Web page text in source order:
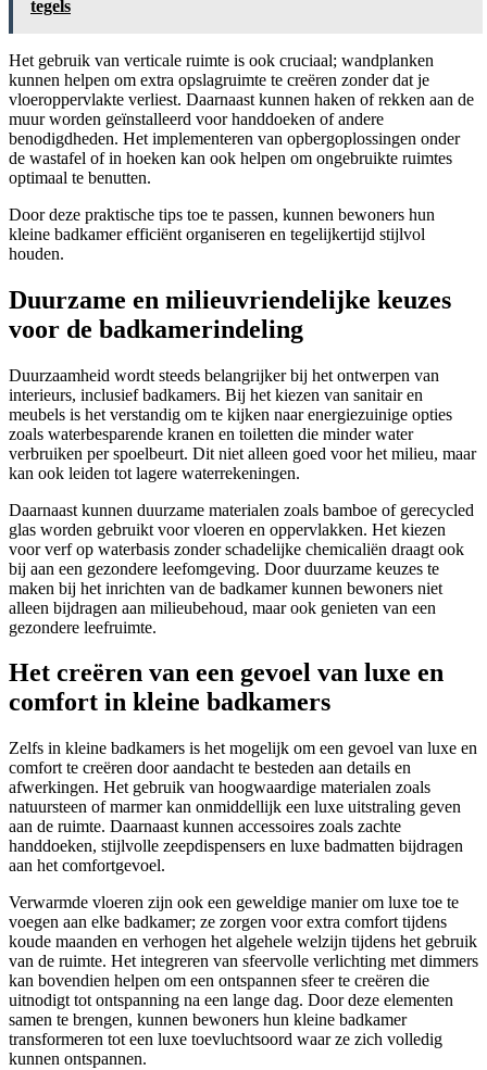
tegels
Het gebruik van verticale ruimte is ook cruciaal; wandplanken
kunnen helpen om extra opslagruimte te creëren zonder dat je
vloeroppervlakte verliest. Daarnaast kunnen haken of rekken aan de
muur worden geïnstalleerd voor handdoeken of andere
benodigdheden. Het implementeren van opbergoplossingen onder
de wastafel of in hoeken kan ook helpen om ongebruikte ruimtes
optimaal te benutten.
Door deze praktische tips toe te passen, kunnen bewoners hun
kleine badkamer efficiënt organiseren en tegelijkertijd stijlvol
houden.
Duurzame en milieuvriendelijke keuzes
voor de badkamerindeling
Duurzaamheid wordt steeds belangrijker bij het ontwerpen van
interieurs, inclusief badkamers. Bij het kiezen van sanitair en
meubels is het verstandig om te kijken naar energiezuinige opties
zoals waterbesparende kranen en toiletten die minder water
verbruiken per spoelbeurt. Dit niet alleen goed voor het milieu, maar
kan ook leiden tot lagere waterrekeningen.
Daarnaast kunnen duurzame materialen zoals bamboe of gerecycled
glas worden gebruikt voor vloeren en oppervlakken. Het kiezen
voor verf op waterbasis zonder schadelijke chemicaliën draagt ook
bij aan een gezondere leefomgeving. Door duurzame keuzes te
maken bij het inrichten van de badkamer kunnen bewoners niet
alleen bijdragen aan milieubehoud, maar ook genieten van een
gezondere leefruimte.
Het creëren van een gevoel van luxe en
comfort in kleine badkamers
Zelfs in kleine badkamers is het mogelijk om een gevoel van luxe en
comfort te creëren door aandacht te besteden aan details en
afwerkingen. Het gebruik van hoogwaardige materialen zoals
natuursteen of marmer kan onmiddellijk een luxe uitstraling geven
aan de ruimte. Daarnaast kunnen accessoires zoals zachte
handdoeken, stijlvolle zeepdispensers en luxe badmatten bijdragen
aan het comfortgevoel.
Verwarmde vloeren zijn ook een geweldige manier om luxe toe te
voegen aan elke badkamer; ze zorgen voor extra comfort tijdens
koude maanden en verhogen het algehele welzijn tijdens het gebruik
van de ruimte. Het integreren van sfeervolle verlichting met dimmers
kan bovendien helpen om een ontspannen sfeer te creëren die
uitnodigt tot ontspanning na een lange dag. Door deze elementen
samen te brengen, kunnen bewoners hun kleine badkamer
transformeren tot een luxe toevluchtsoord waar ze zich volledig
kunnen ontspannen.